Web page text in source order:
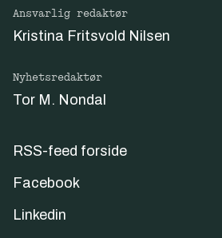
Ansvarlig redaktør
Kristina Fritsvold Nilsen
Nyhetsredaktør
Tor M. Nondal
RSS-feed forside
Facebook
Linkedin